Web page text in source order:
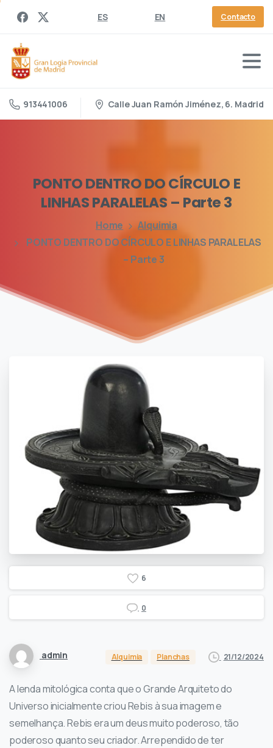
ES EN Contacto
913441006 Calle Juan Ramón Jiménez, 6. Madrid
PONTODENTRODOCÍRCULO E
LINHASPARALELAS – Parte3
Home
Alquimia
PONTO DENTRO DO CÍRCULO E LINHAS PARALELAS
– Parte 3
6
0
admin Alquimia Planchas 21/12/2024
A lenda mitológica conta que o Grande Arquiteto do
Universo inicialmente criou Rebis à sua imagem e
semelhança. Rebis era um deus muito poderoso, tão
poderoso quanto seu criador. Arrependido de ter